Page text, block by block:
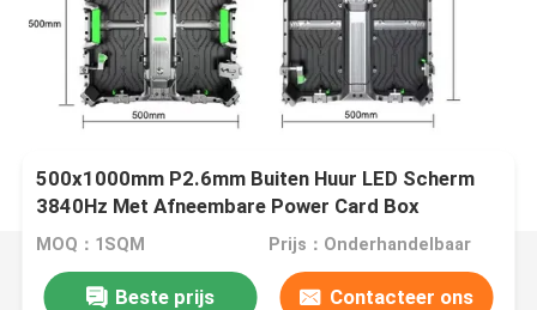
500x1000mm P2.6mm Buiten Huur LED Scherm
3840Hz Met Afneembare Power Card Box
MOQ：1SQM Prijs：Onderhandelbaar
Beste prijs Contacteer ons